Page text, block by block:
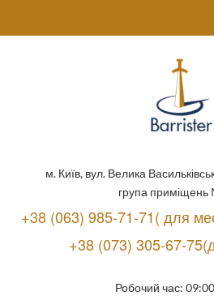
м. Київ, вул. Велика
група
+38 (063) 985-71-71( для
+38 (073) 305-67-
Робочий час: